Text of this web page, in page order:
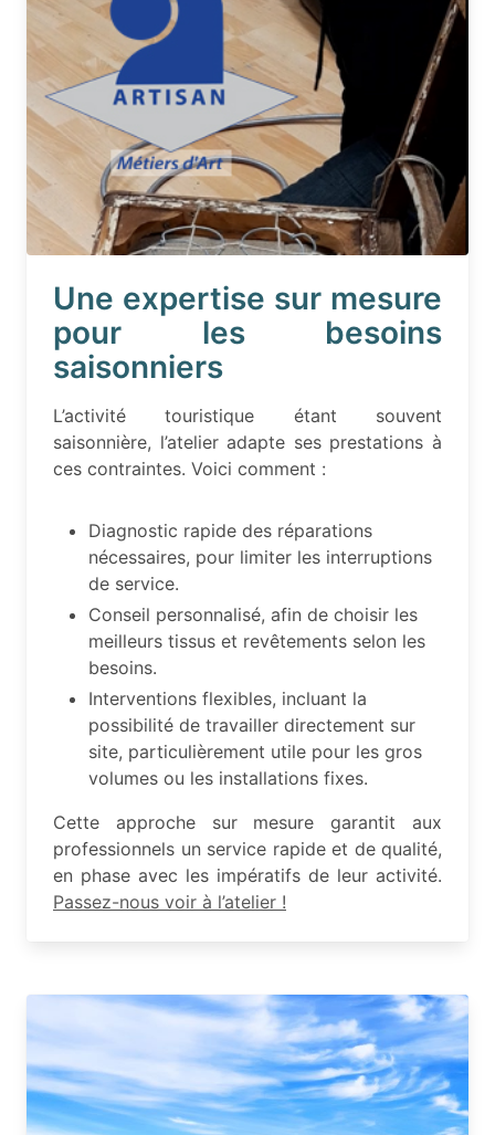
Une expertise sur mesure
pour les besoins
saisonniers
L’activité touristique étant souvent
saisonnière, l’atelier adapte ses prestations à
ces contraintes. Voici comment :
Diagnostic rapide des réparations
nécessaires, pour limiter les interruptions
de service.
Conseil personnalisé, afin de choisir les
meilleurs tissus et revêtements selon les
besoins.
Interventions flexibles, incluant la
possibilité de travailler directement sur
site, particulièrement utile pour les gros
volumes ou les installations fixes.
Cette approche sur mesure garantit aux
professionnels un service rapide et de qualité,
en phase avec les impératifs de leur activité.
Passez-nous voir à l’atelier !